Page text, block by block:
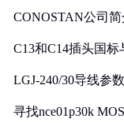
CONOSTAN公司简
C13和C14插头国
LGJ-240/30导线参
寻找nce01p30k